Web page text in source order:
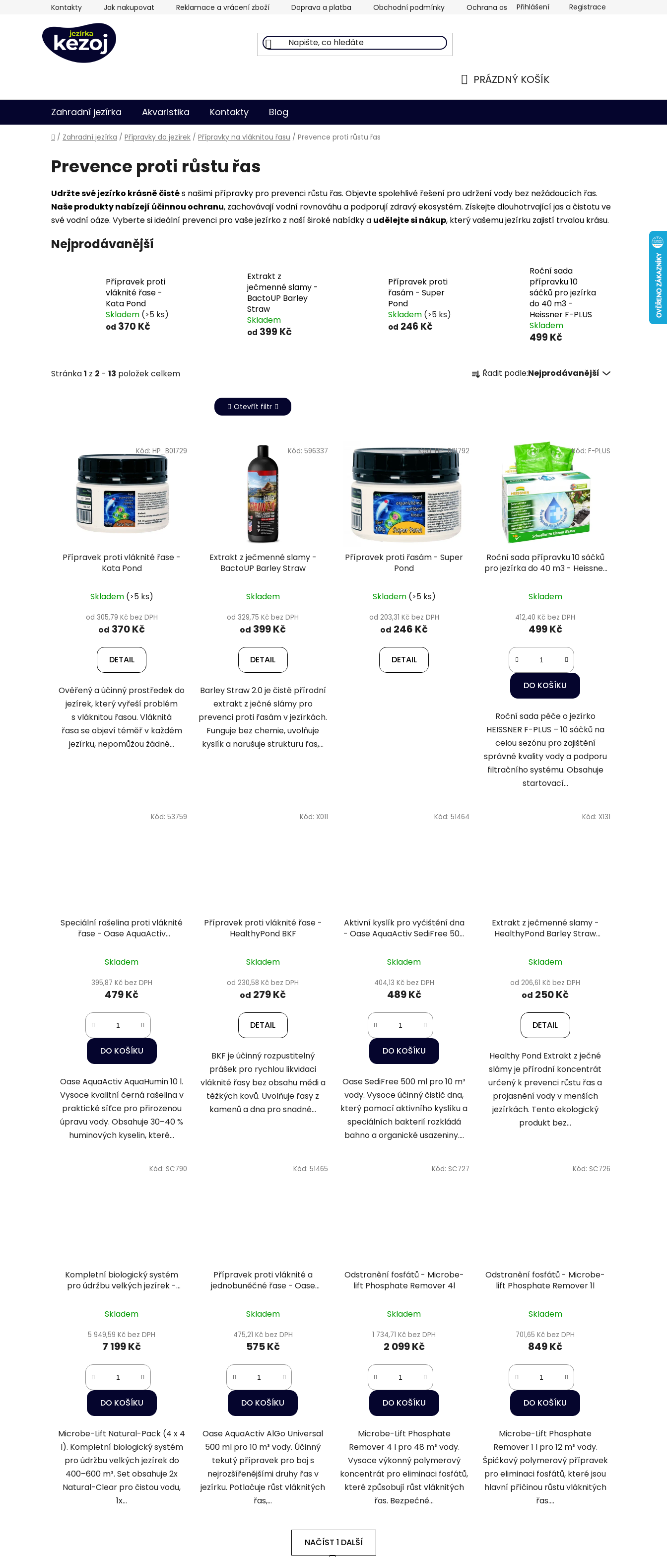
Kontakty Jak nakupovat Reklamace a vrácení zboží Doprava a platba Obchodní podmínky Ochrana osobních údajů
Přihlášení Registrace
PRÁZDNÝ KOŠÍK
Zahradní jezírka Akvaristika Kontakty Blog
Domů
/ Zahradní jezírka / Přípravky do jezírek / Přípravky na vláknitou řasu / Prevence proti růstu řas
Prevence proti růstu řas
Udržte své jezírko krásně čistés našimi přípravky pro prevenci růstu řas. Objevte spolehlivé řešení pro udržení vody bez nežádoucích řas.
Naše produkty nabízejí účinnou ochranu, zachovávají vodní rovnováhu a podporují zdravý ekosystém. Získejte dlouhotrvající jas a čistotu ve
své vodní oáze. Vyberte si ideální prevenci pro vaše jezírko z naší široké nabídky a udělejte si nákup, který vašemu jezírku zajistí trvalou krásu.
Nejprodávanější
Přípravek proti
vláknité řase -
Kata Pond
Skladem (>5 ks)
od 370 Kč
Extrakt z
ječmenné slamy -
BactoUP Barley
Straw
Skladem
od 399 Kč
Přípravek proti
řasám - Super
Pond
Skladem (>5 ks)
od 246 Kč
Roční sada
přípravku 10
sáčků pro jezírka
do 40 m3 -
Heissner F-PLUS
Skladem
499 Kč
Stránka1 z 2 - 13 položek celkem a Řadit podle:Nejprodávanější
Otevřít filtr
Přípravek proti vláknité řase -
Kata Pond
Skladem (>5 ks)
od 305,79 Kč bez DPH
od 370 Kč
DETAIL
Ověřený a účinný prostředek do
jezírek, který vyřeší problém
s vláknitou řasou. Vláknitá
řasa se objeví téměř v každém
jezírku, nepomůžou žádné...
Kód: HP_B01729
Extrakt z ječmenné slamy -
BactoUP Barley Straw
Skladem
od 329,75 Kč bez DPH
od 399 Kč
DETAIL
Barley Straw 2.0 je čistě přírodní
extrakt z ječné slámy pro
prevenci proti řasám v jezírkách.
Funguje bez chemie, uvolňuje
kyslík a narušuje strukturu řas,...
Kód: 596337
Přípravek proti řasám - Super
Pond
Skladem (>5 ks)
od 203,31 Kč bez DPH
od 246 Kč
DETAIL
Kód:HP_B01792
Roční sada přípravku 10 sáčků
pro jezírka do 40 m3 - Heissner
Skladem
412,40 Kč bez DPH
499 Kč
DO KOŠÍKU
Roční sada péče o jezírko
HEISSNER F-PLUS – 10 sáčků na
celou sezónu pro zajištění
správné kvality vody a podporu
filtračního systému. Obsahuje
startovací...
Kód: F-PLUS
Speciální rašelina proti vláknité
řase - Oase AquaActiv
Skladem
395,87 Kč bez DPH
479 Kč
DO KOŠÍKU
Oase AquaActiv AquaHumin 10 l.
Vysoce kvalitní černá rašelina v
praktické síťce pro přirozenou
úpravu vody. Obsahuje 30–40 %
huminových kyselin, které...
Kód: 53759
Přípravek proti vláknité řase -
HealthyPond BKF
Skladem
od 230,58 Kč bez DPH
od 279 Kč
DETAIL
BKF je účinný rozpustitelný
prášek pro rychlou likvidaci
vláknité řasy bez obsahu mědi a
těžkých kovů. Uvolňuje řasy z
kamenů a dna pro snadné...
Kód: X011
Aktivní kyslík pro vyčištění dna
- Oase AquaActiv SediFree 500
Skladem
404,13 Kč bez DPH
489 Kč
DO KOŠÍKU
Oase SediFree 500 ml pro 10 m³
vody. Vysoce účinný čistič dna,
který pomocí aktivního kyslíku a
speciálních bakterií rozkládá
bahno a organické usazeniny....
Kód: 51464
Extrakt z ječmenné slamy -
HealthyPond Barley Straw
Skladem
od 206,61 Kč bez DPH
od 250 Kč
DETAIL
Healthy Pond Extrakt z ječné
slámy je přírodní koncentrát
určený k prevenci růstu řas a
projasnění vody v menších
jezírkách. Tento ekologický
produkt bez...
Kód: X131
Kompletní biologický systém
pro údržbu velkých jezírek -
Skladem
5 949,59 Kč bez DPH
7 199 Kč
DO KOŠÍKU
Microbe-Lift Natural-Pack (4 x 4
l). Kompletní biologický systém
pro údržbu velkých jezírek do
400–600 m³. Set obsahuje 2x
Natural-Clear pro čistou vodu,
1x...
Kód: SC790
Přípravek proti vláknité a
jednobuněčné řase - Oase
Skladem
475,21 Kč bez DPH
575 Kč
DO KOŠÍKU
Oase AquaActiv AlGo Universal
500 ml pro 10 m³ vody. Účinný
tekutý přípravek pro boj s
nejrozšířenějšími druhy řas v
jezírku. Potlačuje růst vláknitých
řas,...
Kód: 51465
Odstranění fosfátů - Microbe-
lift Phosphate Remover 4l
Skladem
1 734,71 Kč bez DPH
2 099 Kč
DO KOŠÍKU
Microbe-Lift Phosphate
Remover 4 l pro 48 m³ vody.
Vysoce výkonný polymerový
koncentrát pro eliminaci fosfátů,
které způsobují růst vláknitých
řas. Bezpečně...
Kód: SC727
Odstranění fosfátů - Microbe-
lift Phosphate Remover 1l
Skladem
701,65 Kč bez DPH
849 Kč
DO KOŠÍKU
Microbe-Lift Phosphate
Remover 1 l pro 12 m³ vody.
Špičkový polymerový přípravek
pro eliminaci fosfátů, které jsou
hlavní příčinou růstu vláknitých
řas....
Kód: SC726
NAČÍST 1 DALŠÍ